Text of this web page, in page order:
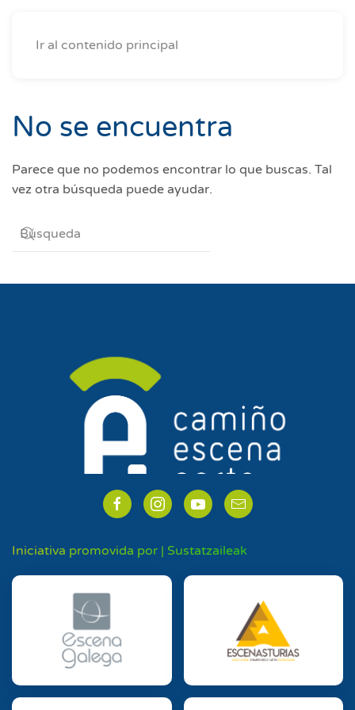
Ir al contenido principal
No se encuentra
Parece que no podemos encontrar lo que buscas. Tal
vez otra búsqueda puede ayudar.
Iniciativa promovida por | Sustatzaileak